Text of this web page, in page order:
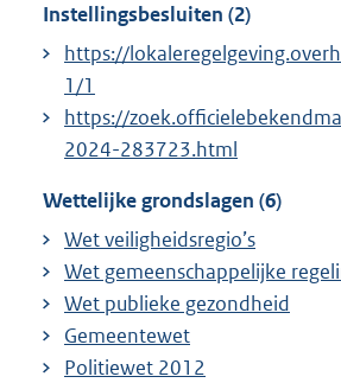
Instellingsbesluiten (2)
https://
1/1
https://
2024-283723.html
Wettelijke grondslagen (6)
Wet veiligheidsregio’s
Wet gemeenschappelijke
Wet publieke gezondheid
Gemeentewet
Politiewet 2012